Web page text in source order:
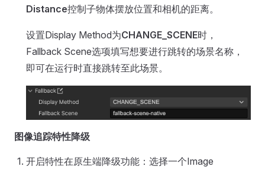
Distance控制子物体摆放位置和相机的距离。
设置Display Method为CHANGE_SCENE时，
Fallback Scene选项填写想要进行跳转的场景名称，
即可在运行时直接跳转至此场景。
图像追踪特性降级
开启特性在原生端降级功能：选择一个Image